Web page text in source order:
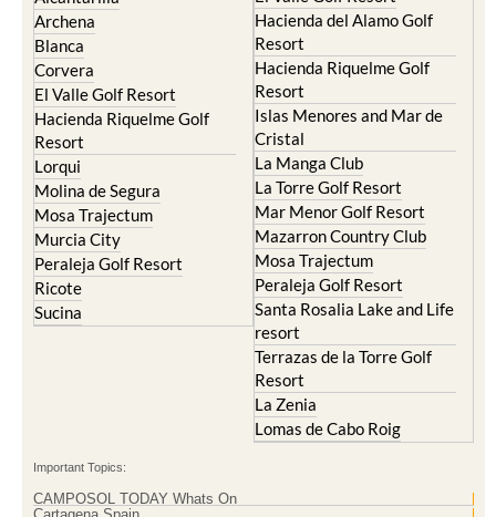
Archena
Blanca
Corvera
El Valle Golf Resort
Hacienda Riquelme Golf
Resort
Lorqui
Molina de Segura
Mosa Trajectum
Murcia City
Peraleja Golf Resort
Ricote
Sucina
Hacienda del Alamo Golf
Resort
Hacienda Riquelme Golf
Resort
Islas Menores and Mar de
Cristal
La Manga Club
La Torre Golf Resort
Mar Menor Golf Resort
Mazarron Country Club
Mosa Trajectum
Peraleja Golf Resort
Santa Rosalia Lake and Life
resort
Terrazas de la Torre Golf
Resort
La Zenia
Lomas de Cabo Roig
Important Topics:
CAMPOSOL TODAY Whats On